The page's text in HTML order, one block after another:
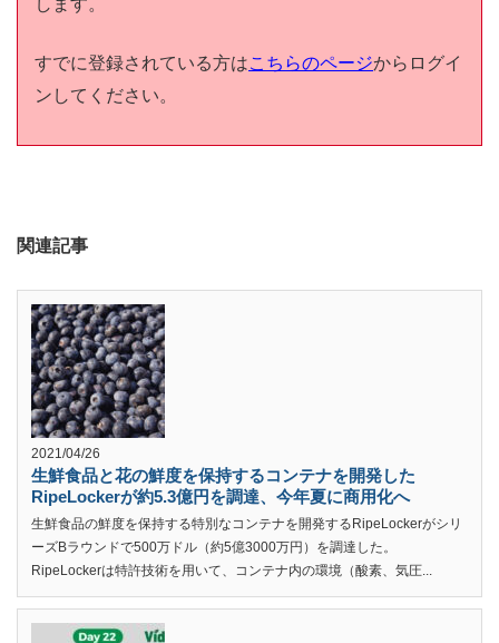
します。
すでに登録されている方はこちらのページからログイ
ンしてください。
関連記事
2021/04/26
生鮮食品と花の鮮度を保持するコンテナを開発した
RipeLockerが約5.3億円を調達、今年夏に商用化へ
生鮮食品の鮮度を保持する特別なコンテナを開発するRipeLockerがシリ
ーズBラウンドで500万ドル（約5億3000万円）を調達した。
RipeLockerは特許技術を用いて、コンテナ内の環境（酸素、気圧...